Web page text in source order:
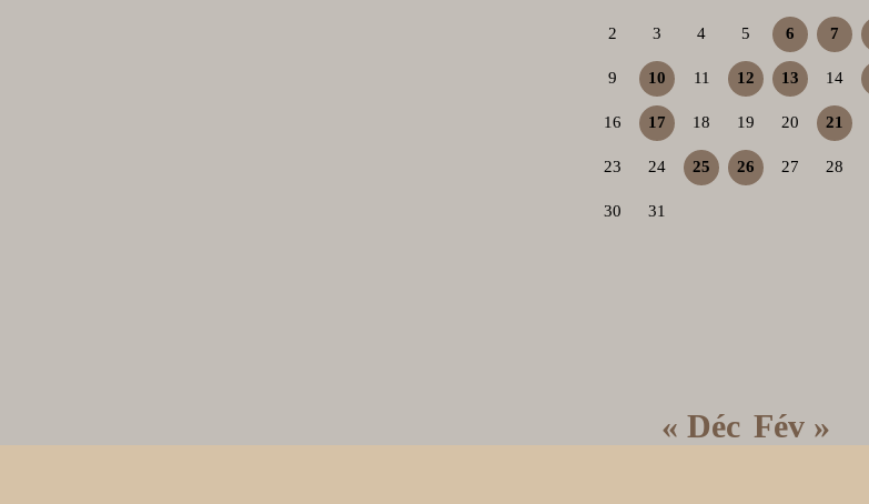
2 3 4 5 6 7
9 10 11 12 13 14
16 17 18 19 20 21
23 24 25 26 27 28
30 31
« Déc Fév »